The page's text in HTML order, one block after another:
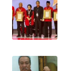
WN
RIAU
SERAMBI